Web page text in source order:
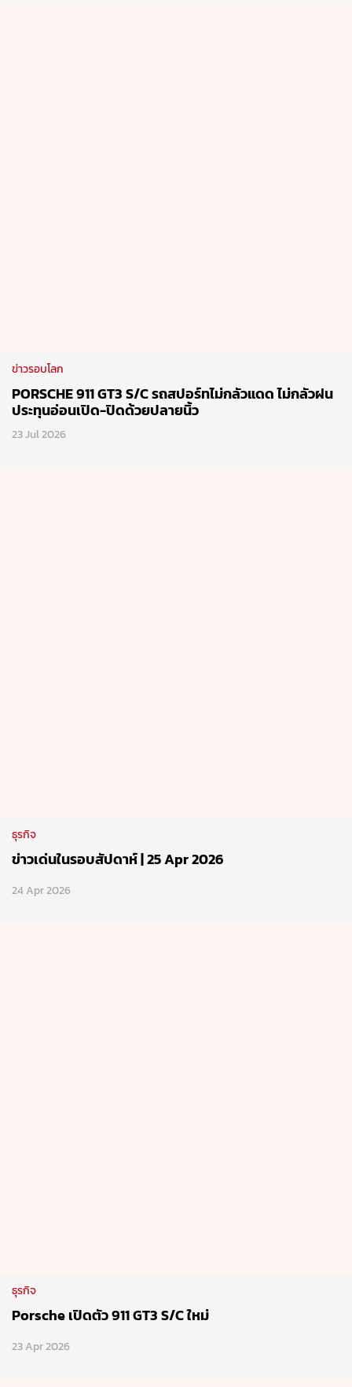
ข่าวรอบโลก
PORSCHE 911 GT3 S/C รถสปอร์ทไม่กลัวแดด ไม่กลัวฝน
ประทุนอ่อนเปิด-ปิดด้วยปลายนิ้ว
23 Jul 2026
ธุรกิจ
ข่าวเด่นในรอบสัปดาห์ | 25 Apr 2026
24 Apr 2026
ธุรกิจ
Porsche เปิดตัว 911 GT3 S/C ใหม่
23 Apr 2026